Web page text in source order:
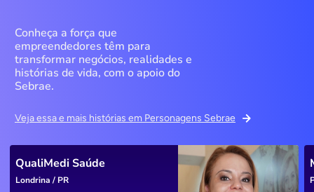
Conheça a força que
empreendedores têm para
transformar negócios, realidades e
histórias de vida, com o apoio do
Sebrae.
Veja essa e mais histórias em Personagens Sebrae
QualiMedi Saúde
Londrina / PR